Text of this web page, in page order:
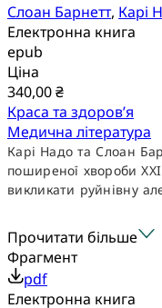
Слоан Барнетт, Карі
Електронна книга
epub
Ціна
340,00 ₴
Краса та здоров’я
Медична література
Карі Надо та Слоан
поширеної хвороби
викликати руйнівну
Прочитати більше
Фрагмент
pdf
Електронна книга